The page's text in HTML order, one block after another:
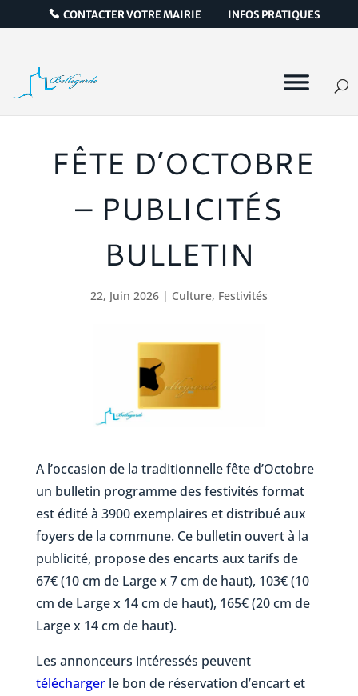
CONTACTER VOTRE MAIRIE INFOS PRATIQUES
FÊTE D’OCTOBRE
– PUBLICITÉS
BULLETIN
22, Juin 2026| Culture, Festivités
A l’occasion de la traditionnelle fête d’Octobre
un bulletin programme des festivités format
est édité à 3900 exemplaires et distribué aux
foyers de la commune. Ce bulletin ouvert à la
publicité, propose des encarts aux tarifs de
67€ (10 cm de Large x 7 cm de haut), 103€ (10
cm de Large x 14 cm de haut), 165€ (20 cm de
Large x 14 cm de haut).
Les annonceurs intéressés peuvent
téléchargerle bon de réservation d’encart et